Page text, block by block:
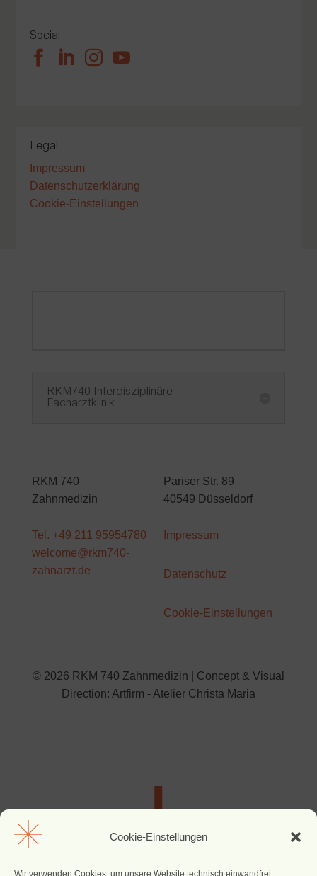
Cookie-Einstellungen
Wir verwenden Cookies, um unsere Website technisch einwandfrei
Social
   
Legal
Impressum
Datenschutzerklärung
Cookie-Einstellungen
RKM740 Interdisziplinäre
Facharztklinik
RKM 740
Zahnmedizin
Pariser Str. 89
40549 Düsseldorf
Tel. +49 211 95954780
welcome@rkm740-
zahnarzt.de
Impressum
Datenschutz
Cookie-Einstellungen
© 2026 RKM 740 Zahnmedizin | Concept & Visual
Direction: Artfirm - Atelier Christa Maria